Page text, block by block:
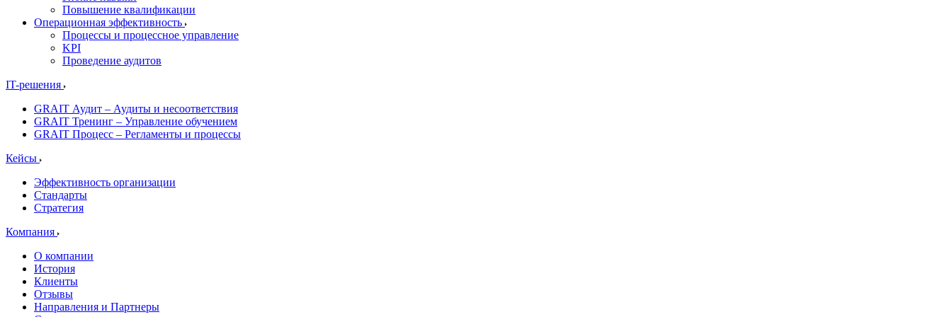
Повышение квалификации
Операционная эффективность
Процессы и процессное управление
KPI
Проведение аудитов
IT-решения
GRAIT Аудит – Аудиты и несоответствия
GRAIT Тренинг – Управление обучением
GRAIT Процесс – Регламенты и процессы
Кейсы
Эффективность организации
Стандарты
Стратегия
Компания
О компании
История
Клиенты
Отзывы
Направления и Партнеры